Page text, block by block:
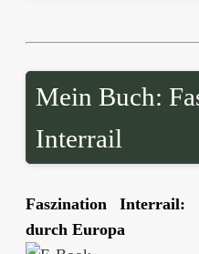
Mein Buch:
Interrail
Faszination Interrail:
durch Europa